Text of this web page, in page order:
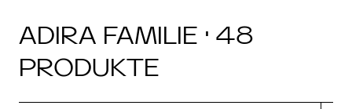
ADIRA FAMILIE · 48
PRODUKTE